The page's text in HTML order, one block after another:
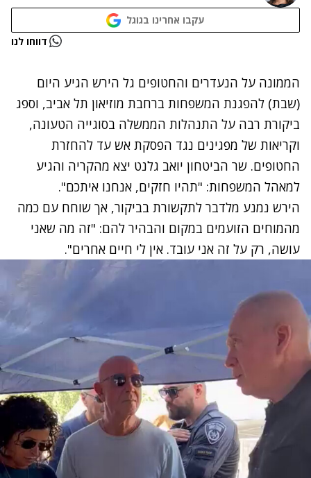
עקבו אחרינו בגוגל
נתקלנו בבעיה דווחו לנו
הממונה על הנעדרים והחטופים גל הירש הגיע היום
(שבת) להפגנת המשפחות ברחבת מוזיאון תל אביב, וספג
ביקורת רבה על התנהלות הממשלה בסוגייה הטעונה,
וקריאות של מפגינים נגד הפסקת אש עד להחזרת
החטופים. שר הביטחון יואב גלנט יצא מהקריה והגיע
למאהל המשפחות: "תהיו חזקים, אנחנו איתכם".
הירש נמנע מלדבר לתקשורת בביקור, אך שוחח עם כמה
מהמוחים הזועמים במקום והבהיר להם: "זה מה שאני
עושה, רק על זה אני עובד. אין לי חיים אחרים".